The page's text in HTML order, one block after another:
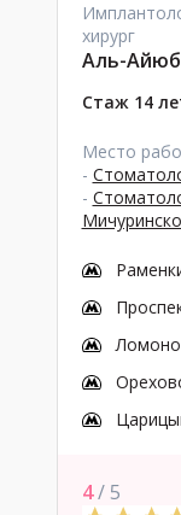
хирург
Аль-
Стаж 14
Место
-
-
4/ 5